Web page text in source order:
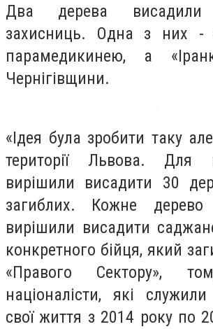
Два дерева
захисниць. Одна з них -
парамедикинею, а
Чернігівщини.
«Ідея була зробити таку
території Львова. Для
вирішили висадити 30
загиблих. Кожне
вирішили висадити
конкретного бійця, який
«Правого Сектору»,
націоналісти, які
свої життя з 2014 року по